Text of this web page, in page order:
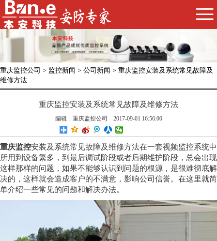

重庆监控公司 > 监控新闻 > 公司新闻 > 重庆监控安装及系统常见故障及
维修方法
重庆监控安装及系统常见故障及维修方法
编辑 : 重庆监控公司 2017-09-01 16:56:00
重庆监控安装及系统常见故障及维修方法在一套视频监控系统中
所用到设备繁多，到最后调试阶段或者后期维护阶段，总会出现
这样那样的问题，如果不能够认识到问题的根源，是很难彻底解
决的，这样就会造成客户的不满意，影响公司信誉。在这里就简
单介绍一些常见的问题和解决办法。